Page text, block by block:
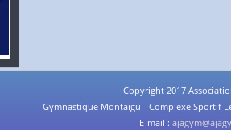
Copyright 2017
Gymnastique Montaigu - Complexe Sportif
E-mail :